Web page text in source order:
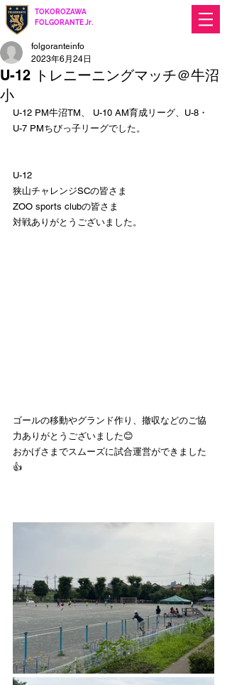
TOKOROZAWA
​ FOLGORANTE Jr.
U-12 トレニーニングマッチ＠牛沼
小
folgoranteinfo
2023年6月24日
U-12 PM牛沼TM、 U-10 AM育成リーグ、U-8・
U-7 PMちびっ子リーグでした。
U-12
狭山チャレンジSCの皆さま
ZOO sports clubの皆さま
対戦ありがとうございました。
ゴールの移動やグランド作り、撤収などのご協
力ありがとうございました😊
おかげさまでスムーズに試合運営ができました
👍